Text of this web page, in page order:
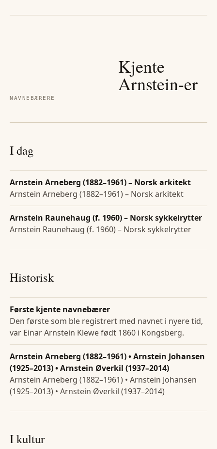
NAVNEBÆRERE
Kjente
Arnstein-er
I dag
Arnstein Arneberg (1882–1961) – Norsk arkitekt
Arnstein Arneberg (1882–1961) – Norsk arkitekt
Arnstein Raunehaug (f. 1960) – Norsk sykkelrytter
Arnstein Raunehaug (f. 1960) – Norsk sykkelrytter
Historisk
Første kjente navnebærer
Den første som ble registrert med navnet i nyere tid,
var Einar Arnstein Klewe født 1860 i Kongsberg.
Arnstein Arneberg (1882–1961) • Arnstein Johansen
(1925–2013) • Arnstein Øverkil (1937–2014)
Arnstein Arneberg (1882–1961) • Arnstein Johansen
(1925–2013) • Arnstein Øverkil (1937–2014)
I kultur